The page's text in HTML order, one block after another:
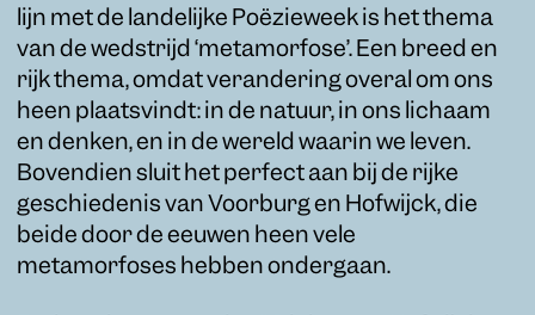
lijn met de landelijke Poëzieweek is het thema
van de wedstrijd ‘metamorfose’. Een breed en
rijk thema, omdat verandering overal om ons
heen plaatsvindt: in de natuur, in ons lichaam
en denken, en in de wereld waarin we leven.
Bovendien sluit het perfect aan bij de rijke
geschiedenis van Voorburg en Hofwijck, die
beide door de eeuwen heen vele
metamorfoses hebben ondergaan.